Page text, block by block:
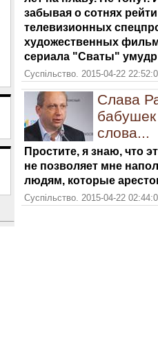
забывая о сотнях
телевизионных
художественных
сериала "Сваты"
Суспільство. 2015-04-22
Слава
слова...
Простите, я знаю, что
не позволяет мне
людям, которые
Суспільство. 2015-04-22